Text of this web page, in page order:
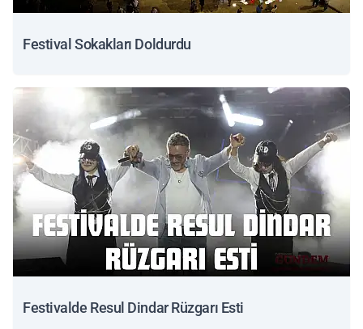
Festival Sokakları Doldurdu
Festivalde Resul Dindar Rüzgarı Esti